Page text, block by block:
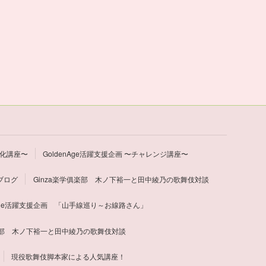
講座〜 GoldenAge活躍支援企画 〜チャレンジ講座〜
ログ Ginza楽学俱楽部 木ノ下裕一と田中綾乃の歌舞伎対談
活躍支援企画 「山手線巡り～お線路さん」
木ノ下裕一と田中綾乃の歌舞伎対談
現役歌舞伎脚本家による人気講座！